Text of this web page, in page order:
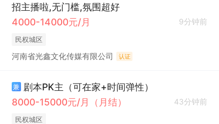
招主播啦,无门槛,氛围超好
4000-14000元/月
9分钟前
民权城区
河南省光鑫文化传媒有限公司 认证
兼 剧本PK主（可在家+时间弹性）
8000-15000元/月（月结）
43分钟前
民权城区